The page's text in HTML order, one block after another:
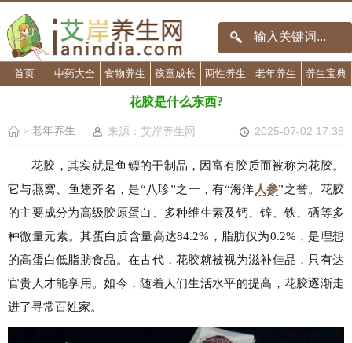
首页 中药大全 食物养生 孩童成长 两性养生 老年养生 养生宝典
花胶是什么东西?
> 老年养生 来源：艾岸养生网 2025-07-02 17:38
花胶，其实就是鱼鳔的干制品，因富有胶质而被称为花胶。
它与燕窝、鱼翅齐名，是“八珍”之一，有“海洋 人参”之誉。花胶
的主要成分为高级胶原蛋白、多种维生素及钙、锌、铁、硒等多
种微量元素。其蛋白质含量高达84.2%，脂肪仅为0.2%，是理想
的高蛋白低脂肪食品。在古代，花胶就被视为滋补佳品，只有达
官贵人才能享用。如今，随着人们生活水平的提高，花胶逐渐走
进了寻常百姓家。